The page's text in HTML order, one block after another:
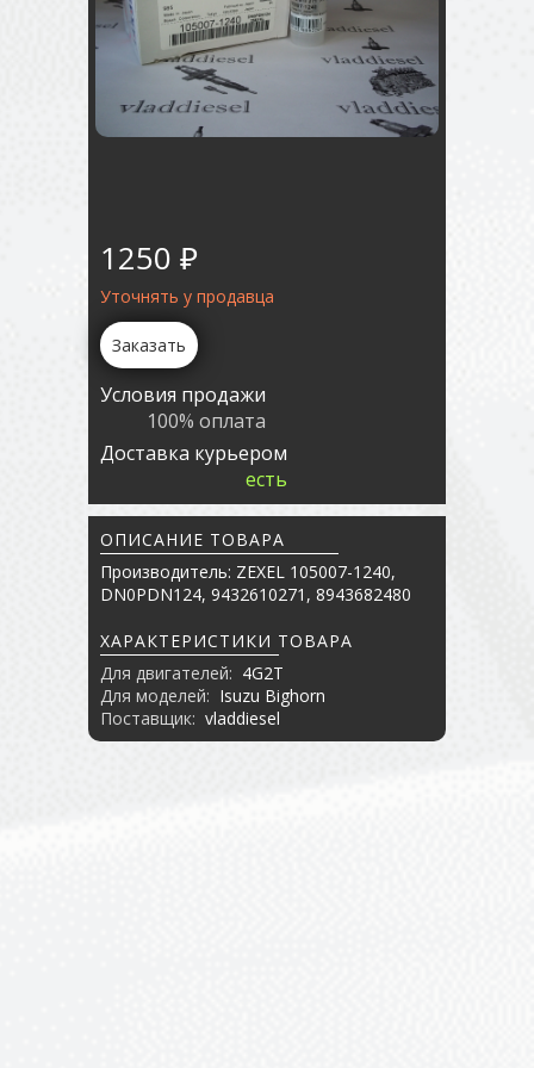
1250 ₽
Уточнять у продавца
Заказать
Условия продажи
100% оплата
Доставка курьером
есть
ОПИСАНИЕ ТОВАРА
Производитель: ZEXEL 105007-1240,
DN0PDN124, 9432610271, 8943682480
ХАРАКТЕРИСТИКИ ТОВАРА
Для двигателей: 4G2T
Для моделей: Isuzu Bighorn
Поставщик: vladdiesel